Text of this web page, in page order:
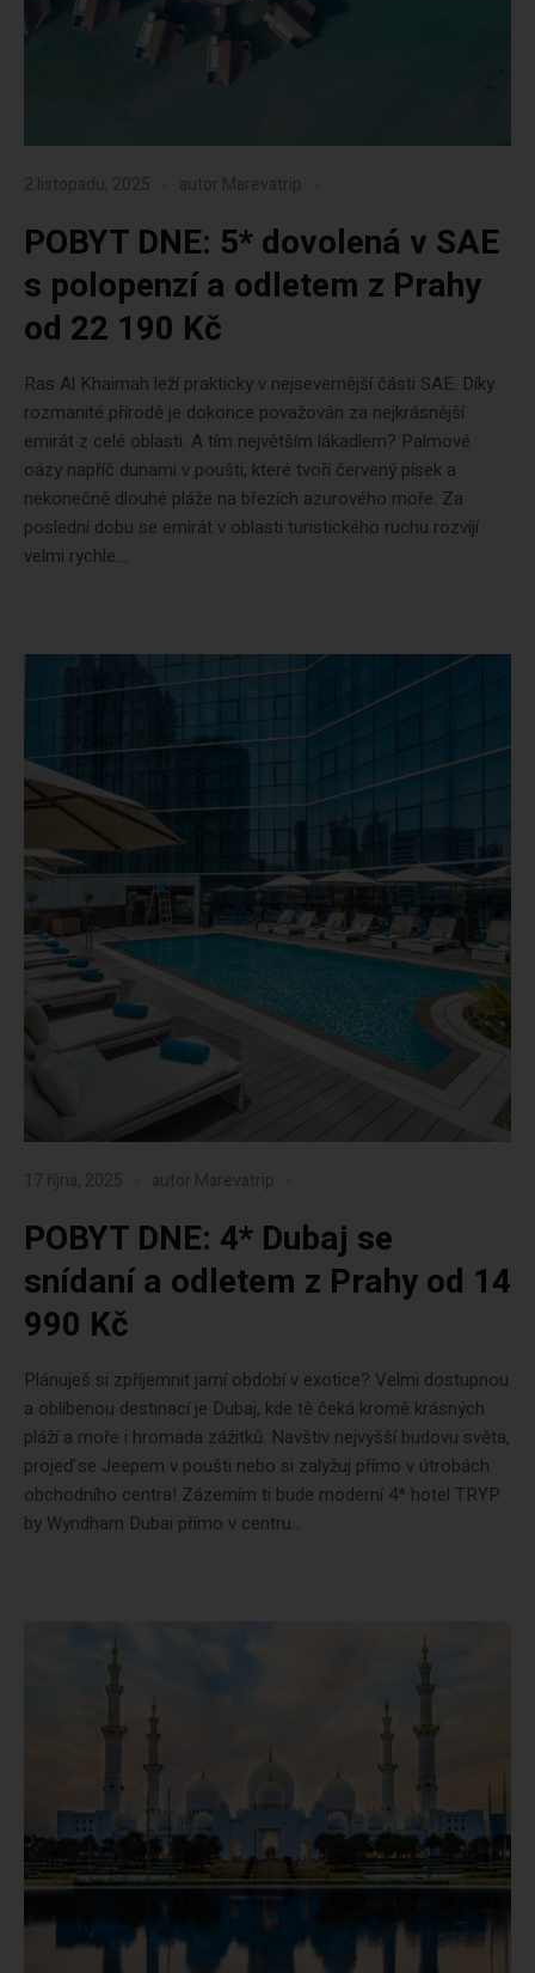
2 listopadu, 2025 autor Marevatrip
POBYT DNE: 5* dovolená v SAE
s polopenzí a odletem z Prahy
od 22 190 Kč
Ras Al Khaimah leží prakticky v nejsevernější části SAE. Díky
rozmanité přírodě je dokonce považován za nejkrásnější
emirát z celé oblasti. A tím největším lákadlem? Palmové
oázy napříč dunami v poušti, které tvoří červený písek a
nekonečně dlouhé pláže na březích azurového moře. Za
poslední dobu se emirát v oblasti turistického ruchu rozvíjí
velmi rychle....
17 října, 2025 autor Marevatrip
POBYT DNE: 4* Dubaj se
snídaní a odletem z Prahy od 14
990 Kč
Plánuješ si zpříjemnit jarní období v exotice? Velmi dostupnou
a oblíbenou destinací je Dubaj, kde tě čeká kromě krásných
pláží a moře i hromada zážitků. Navštiv nejvyšší budovu světa,
projeď se Jeepem v poušti nebo si zalyžuj přímo v útrobách
obchodního centra! Zázemím ti bude moderní 4* hotel TRYP
by Wyndham Dubai přímo v centru...